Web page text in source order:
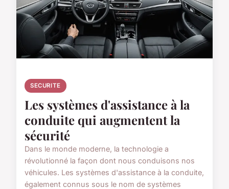
SECURITE
Les systèmes d'assistance à la
conduite qui augmentent la
sécurité
Dans le monde moderne, la technologie a
révolutionné la façon dont nous conduisons nos
véhicules. Les systèmes d'assistance à la conduite,
également connus sous le nom de systèmes